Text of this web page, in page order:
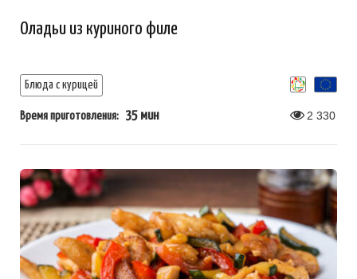
Оладьи из куриного филе
Блюда с курицей
Время приготовления: 35 мин 2 330